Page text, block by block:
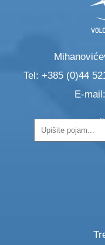
Tel: +385 (0)44
E-mail: